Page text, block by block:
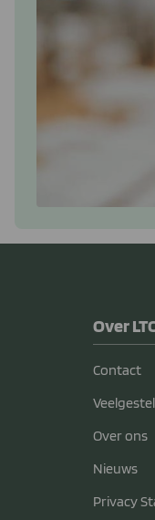
Over
Contact
Over ons
Nieuws
Privacy